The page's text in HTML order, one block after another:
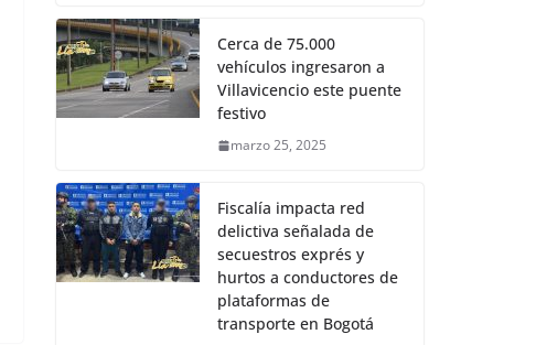
Cerca de 75.000
vehículos ingresaron a
Villavicencio este puente
festivo
marzo 25, 2025
Fiscalía impacta red
delictiva señalada de
secuestros exprés y
hurtos a conductores de
plataformas de
transporte en Bogotá